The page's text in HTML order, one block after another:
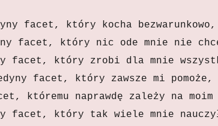
facet, który kocha bezwarunkowo,
facet, który nic ode mnie nie
facet, który zrobi dla mnie
facet, który zawsze mi pomoże,
któremu naprawdę zależy na moim
facet, który tak wiele mnie